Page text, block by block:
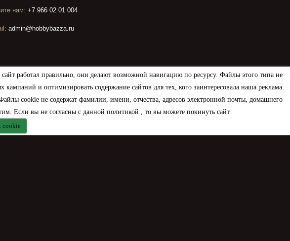
работал правильно, они делают возможной навигацию по ресурсу. Файлы этого типа не
и оптимизировать содержание сайтов для тех, кого заинтересовала наша реклама.
cookie не содержат фамилии, имени, отчества, адресов электронной почты, домашнего
Если вы не согласны с данной политикой , то вы можете покинуть сайт.
cookie
нам: +7 966 02 01 004
admin@hobbybazza.ru